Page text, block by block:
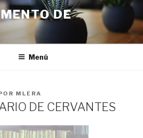
DE
Menú
MLERA
DE CERVANTES